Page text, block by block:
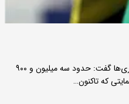
مدیر کل دفتر توسعه مردمی سازی واگذاری‌ها گفت: حدود سه میلیون و ۹۰۰
که تاکنون…